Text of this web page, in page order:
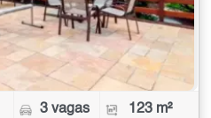
3 vagas 123 m²